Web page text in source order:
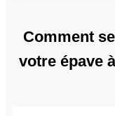
Comment
votre épave